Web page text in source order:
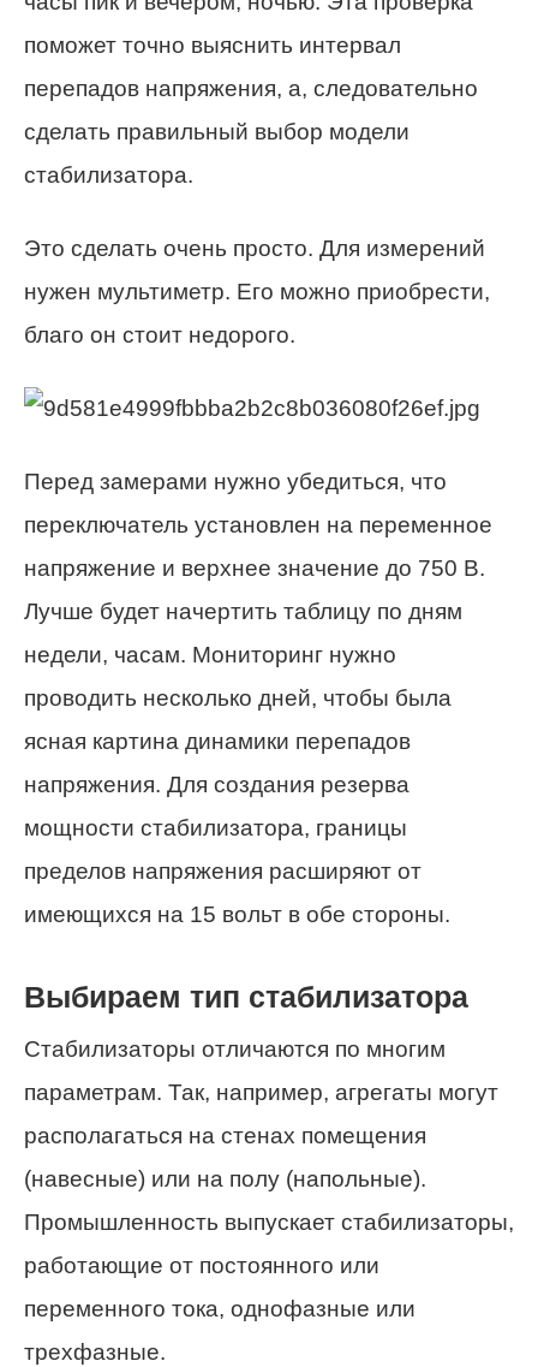
поможет точно выяснить интервал
перепадов напряжения, а, следовательно
сделать правильный выбор модели
стабилизатора.
Это сделать очень просто. Для измерений
нужен мультиметр. Его можно приобрести,
благо он стоит недорого.
Перед замерами нужно убедиться, что
переключатель установлен на переменное
напряжение и верхнее значение до 750 В.
Лучше будет начертить таблицу по дням
недели, часам. Мониторинг нужно
проводить несколько дней, чтобы была
ясная картина динамики перепадов
напряжения. Для создания резерва
мощности стабилизатора, границы
пределов напряжения расширяют от
имеющихся на 15 вольт в обе стороны.
Выбираем тип стабилизатора
Стабилизаторы отличаются по многим
параметрам. Так, например, агрегаты могут
располагаться на стенах помещения
(навесные) или на полу (напольные).
Промышленность выпускает стабилизаторы,
работающие от постоянного или
переменного тока, однофазные или
трехфазные.